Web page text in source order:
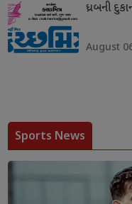
ધ્રબની
August
Sports News